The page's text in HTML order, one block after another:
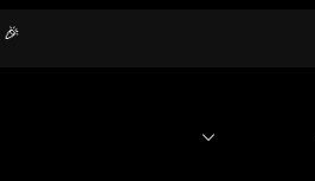
🎉 ۱۵٪ تخفیف اولین خرید | کد تخفیف: FIRST